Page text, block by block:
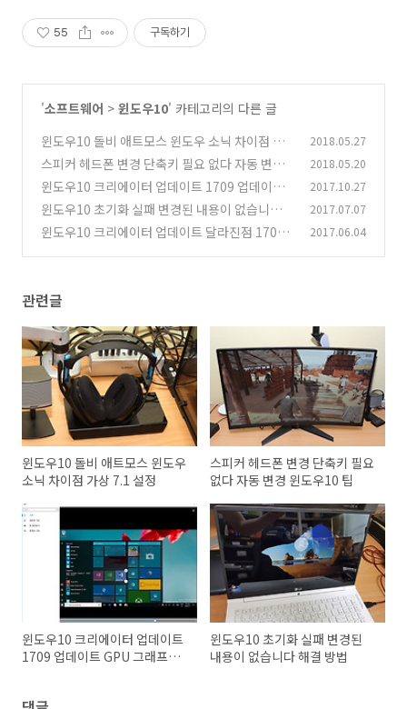
55 구독하기
'소프트웨어 > 윈도우10' 카테고리의 다른 글
윈도우10 돌비 애트모스 윈도우 소닉 차이점 가
상 7.1 설정 (8)
2018.05.27
스피커 헤드폰 변경 단축키 필요 없다 자동 변경
윈도우10 팁
(5)
2018.05.20
윈도우10 크리에이터 업데이트 1709 업데이트
GPU 그래프까지 (2)
2017.10.27
윈도우10 초기화 실패 변경된 내용이 없습니다
해결 방법
(27)
2017.07.07
윈도우10 크리에이터 업데이트 달라진점 1703
2017.06.04
관련글
윈도우10 돌비 애트모스 윈도우
소닉 차이점 가상 7.1 설정
스피커 헤드폰 변경 단축키 필요
없다 자동 변경 윈도우10 팁
윈도우10 크리에이터 업데이트
1709 업데이트 GPU 그래프까
윈도우10 초기화 실패 변경된
내용이 없습니다 해결 방법